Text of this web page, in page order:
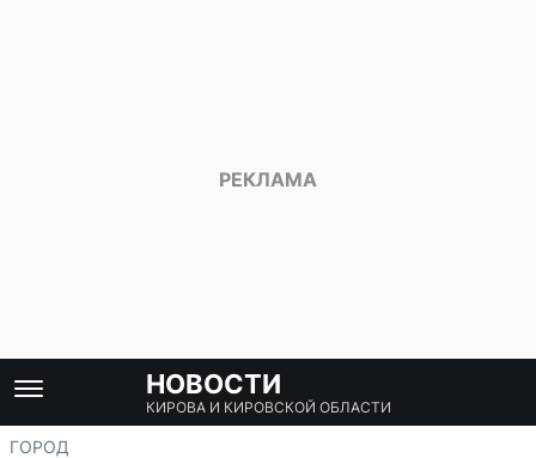
НОВОСТИ
КИРОВА И КИРОВСКОЙ ОБЛАСТИ
ГОРОД